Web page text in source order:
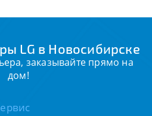
LG в Новосибирске
заказывайте прямо на
дом!